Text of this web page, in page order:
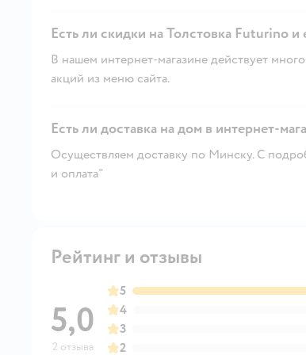
Есть ли скидки на Толстовка Futurino и
В нашем интернет-магазине действует
акций из меню сайта.
Есть ли доставка на дом в интернет-
Осуществляем доставку по Минску. С
и оплата"
Рейтинг и отзывы
5,0
2 отзыва
5
4
3
2